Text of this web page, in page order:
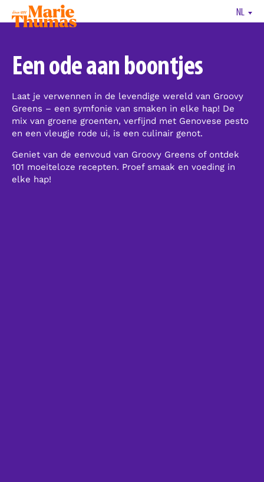
NL
Een ode aan boontjes
Laat je verwennen in de levendige wereld van Groovy
Greens – een symfonie van smaken in elke hap! De
mix van groene groenten, verfijnd met Genovese pesto
en een vleugje rode ui, is een culinair genot.
Geniet van de eenvoud van Groovy Greens of ontdek
101 moeiteloze recepten. Proef smaak en voeding in
elke hap!